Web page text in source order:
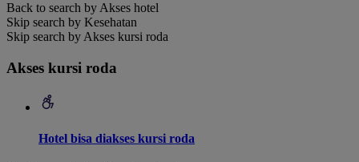
Back to search by Akses hotel
Skip search by Kesehatan
Skip search by Akses kursi roda
Akses kursi roda
Hotel bisa diakses kursi roda